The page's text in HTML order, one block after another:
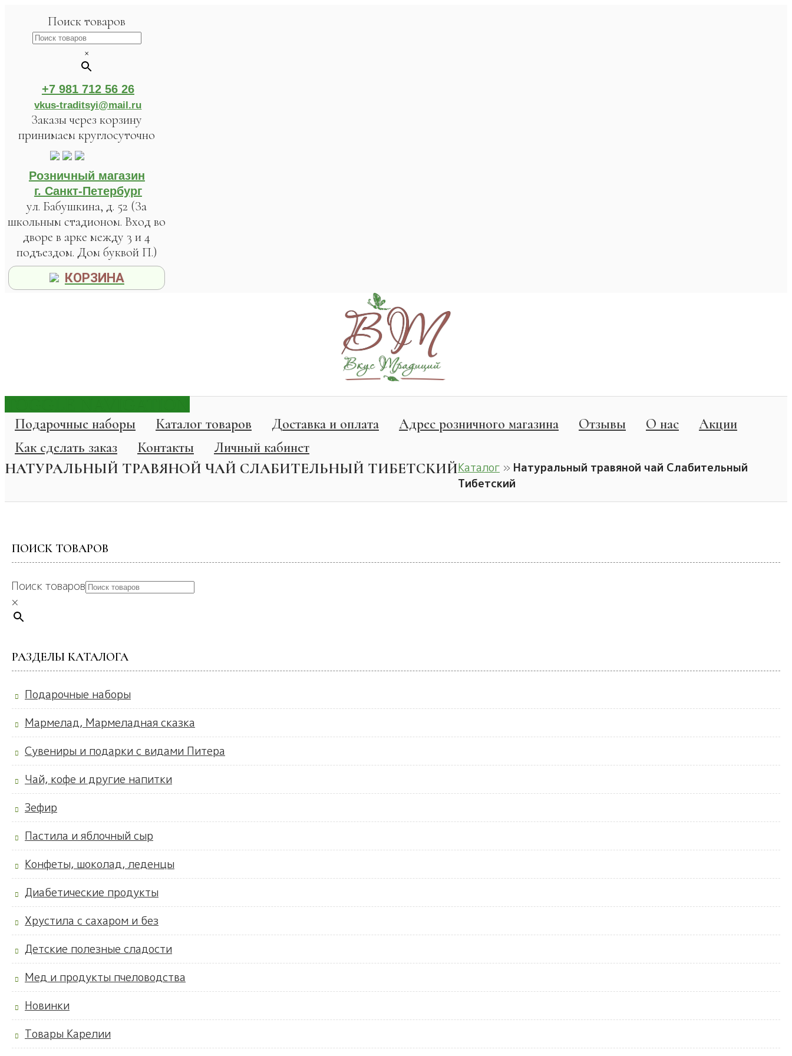
Поиск товаров
×
+7 981 712 56 26
vkus-traditsyi@mail.ru
Заказы через корзину
принимаем круглосуточно
Розничный магазин
г. Санкт-Петербург
ул. Бабушкина, д. 52 (За
школьным стадионом. Вход во
дворе в арке между 3 и 4
подъездом. Дом буквой П.)
КОРЗИНА
Подарочные наборы Каталог товаров Доставка и оплата Адрес розничного магазина Отзывы О нас
Акции
Как сделать заказ
Контакты Личный кабинет
НАТУРАЛЬНЫЙ ТРАВЯНОЙ ЧАЙ СЛАБИТЕЛЬНЫЙ ТИБЕТСКИЙКаталог » Натуральный травяной чай Слабительный
Тибетский
ПОИСК ТОВАРОВ
Поиск товаров
×
РАЗДЕЛЫ КАТАЛОГА
Подарочные наборы
Мармелад, Мармеладная сказка
Сувениры и подарки с видами Питера
Чай, кофе и другие напитки
Зефир
Пастила и яблочный сыр
Конфеты, шоколад, леденцы
Диабетические продукты
Хрустила с сахаром и без
Детские полезные сладости
Мед и продукты пчеловодства
Новинки
Товары Карелии